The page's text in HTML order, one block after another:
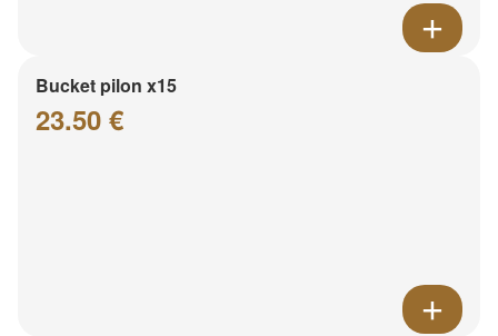
Bucket pilon x15
23.50 €